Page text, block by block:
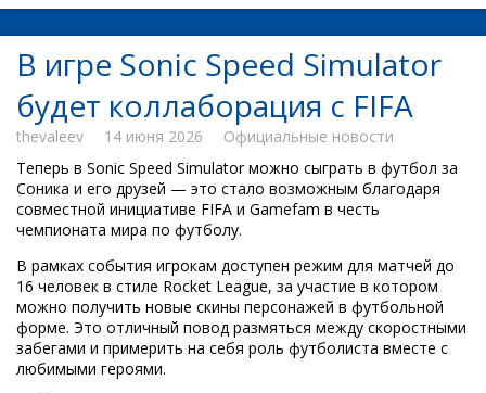
В игре Sonic Speed Simulator
будет коллаборация с FIFA
thevaleev 14 июня 2026
Официальные новости
Теперь в Sonic Speed Simulator можно сыграть в футбол за
Соника и его друзей — это стало возможным благодаря
совместной инициативе FIFA и Gamefam в честь
чемпионата мира по футболу.
В рамках события игрокам доступен режим для матчей до
16 человек в стиле Rocket League, за участие в котором
можно получить новые скины персонажей в футбольной
форме. Это отличный повод размяться между скоростными
забегами и примерить на себя роль футболиста вместе с
любимыми героями.